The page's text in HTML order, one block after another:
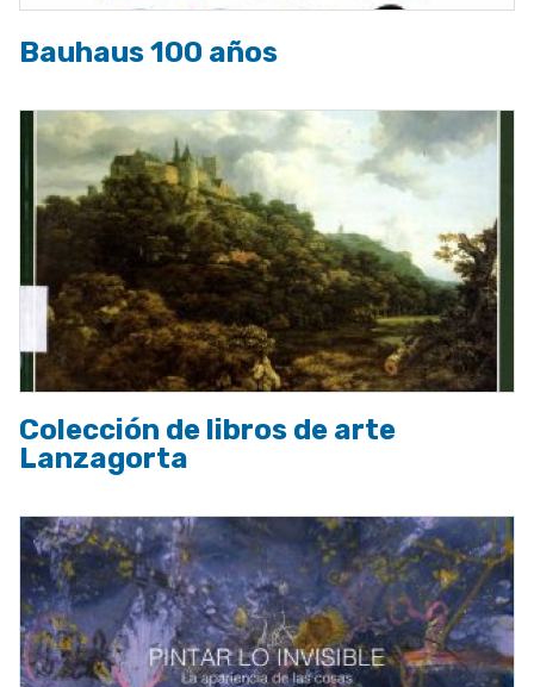
Bauhaus 100 años
Colección de libros de arte
Lanzagorta